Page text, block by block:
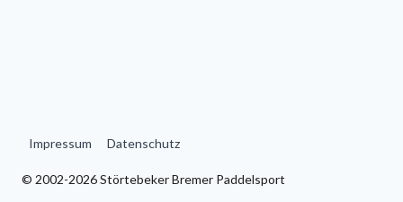
Impressum Datenschutz
© 2002-2026 Störtebeker Bremer Paddelsport